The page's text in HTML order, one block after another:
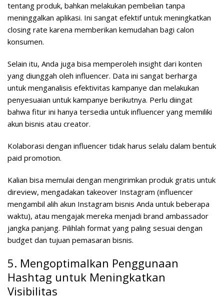
tentang produk, bahkan melakukan pembelian tanpa
meninggalkan aplikasi. Ini sangat efektif untuk meningkatkan
closing rate karena memberikan kemudahan bagi calon
konsumen.
Selain itu, Anda juga bisa memperoleh insight dari konten
yang diunggah oleh influencer. Data ini sangat berharga
untuk menganalisis efektivitas kampanye dan melakukan
penyesuaian untuk kampanye berikutnya. Perlu diingat
bahwa fitur ini hanya tersedia untuk influencer yang memiliki
akun bisnis atau creator.
Kolaborasi dengan influencer tidak harus selalu dalam bentuk
paid promotion.
Kalian bisa memulai dengan mengirimkan produk gratis untuk
direview, mengadakan takeover Instagram (influencer
mengambil alih akun Instagram bisnis Anda untuk beberapa
waktu), atau mengajak mereka menjadi brand ambassador
jangka panjang. Pilihlah format yang paling sesuai dengan
budget dan tujuan pemasaran bisnis.
5. Mengoptimalkan Penggunaan
Hashtag untuk Meningkatkan
Visibilitas